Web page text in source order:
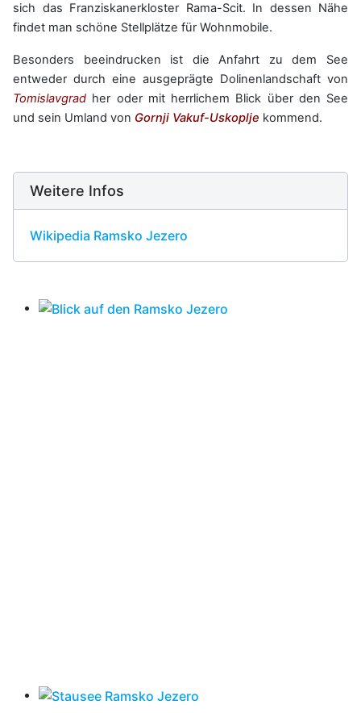
sich das Franziskanerkloster Rama-Scit. In dessen Nähe
findet man schöne Stellplätze für Wohnmobile.
Besonders beeindrucken ist die Anfahrt zu dem See
entweder durch eine ausgeprägte Dolinenlandschaft von
Tomislavgrad her oder mit herrlichem Blick über den See
und sein Umland von Gornji Vakuf-Uskoplje kommend.
Weitere Infos
Wikipedia Ramsko Jezero